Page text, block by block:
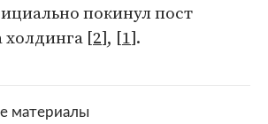
покинул пост
холдинга [2], [1].
материалы